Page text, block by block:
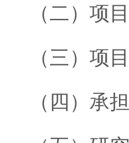
（二）项
（三）项
（四）承